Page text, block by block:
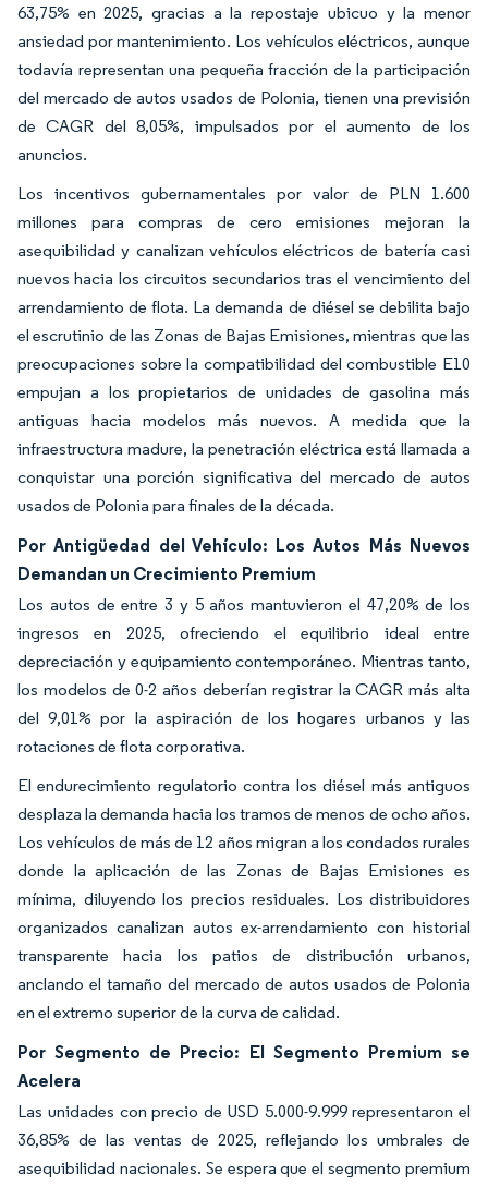
63,75% en 2025, gracias a la repostaje ubicuo y la menor
ansiedad por mantenimiento. Los vehículos eléctricos, aunque
todavía representan una pequeña fracción de la participación
del mercado de autos usados de Polonia, tienen una previsión
de CAGR del 8,05%, impulsados por el aumento de los
anuncios.
Los incentivos gubernamentales por valor de PLN 1.600
millones para compras de cero emisiones mejoran la
asequibilidad y canalizan vehículos eléctricos de batería casi
nuevos hacia los circuitos secundarios tras el vencimiento del
arrendamiento de flota. La demanda de diésel se debilita bajo
el escrutinio de las Zonas de Bajas Emisiones, mientras que las
preocupaciones sobre la compatibilidad del combustible E10
empujan a los propietarios de unidades de gasolina más
antiguas hacia modelos más nuevos. A medida que la
infraestructura madure, la penetración eléctrica está llamada a
conquistar una porción significativa del mercado de autos
usados de Polonia para finales de la década.
Por Antigüedad del Vehículo: Los Autos Más Nuevos
Demandan un Crecimiento Premium
Los autos de entre 3 y 5 años mantuvieron el 47,20% de los
ingresos en 2025, ofreciendo el equilibrio ideal entre
depreciación y equipamiento contemporáneo. Mientras tanto,
los modelos de 0-2 años deberían registrar la CAGR más alta
del 9,01% por la aspiración de los hogares urbanos y las
rotaciones de flota corporativa.
El endurecimiento regulatorio contra los diésel más antiguos
desplaza la demanda hacia los tramos de menos de ocho años.
Los vehículos de más de 12 años migran a los condados rurales
donde la aplicación de las Zonas de Bajas Emisiones es
mínima, diluyendo los precios residuales. Los distribuidores
organizados canalizan autos ex-arrendamiento con historial
transparente hacia los patios de distribución urbanos,
anclando el tamaño del mercado de autos usados de Polonia
en el extremo superior de la curva de calidad.
Por Segmento de Precio: El Segmento Premium se
Acelera
Las unidades con precio de USD 5.000-9.999 representaron el
36,85% de las ventas de 2025, reflejando los umbrales de
asequibilidad nacionales. Se espera que el segmento premium